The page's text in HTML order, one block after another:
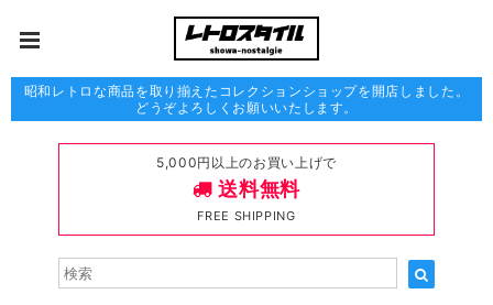
昭和レトロな商品を取り揃えたコレクションショップを開店しました。
どうぞよろしくお願いいたします。
5,000円以上のお買い上げで
送料無料
FREE SHIPPING